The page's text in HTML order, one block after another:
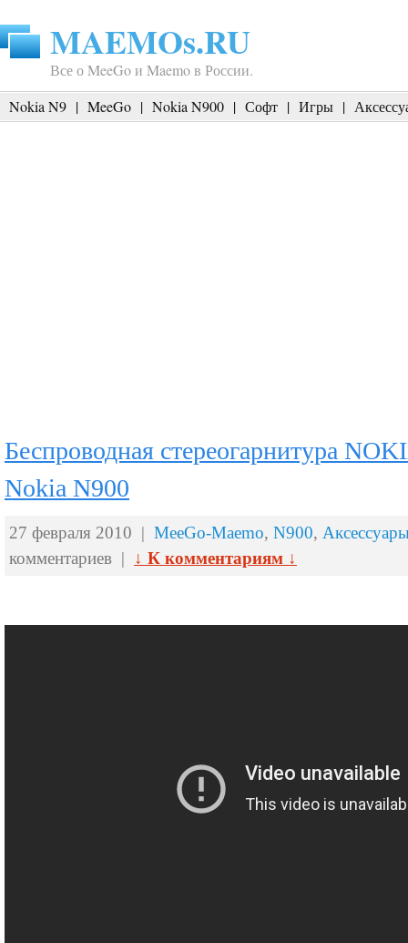
MAEMOs.RU
Все о MeeGo и Maemo в России.
Nokia N9 | MeeGo | Nokia N900 | Софт | Игры |
Беспроводная стереогарнитура
Nokia N900
27 февраля 2010 | MeeGo-Maemo, N900,
комментариев | ↓ К комментариям ↓